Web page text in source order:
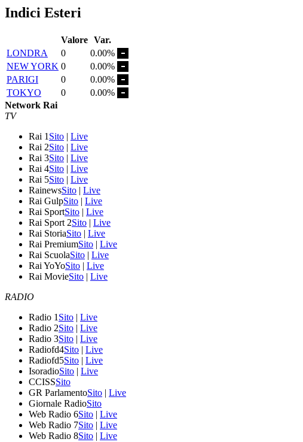
Indici Esteri
Valore Var.
LONDRA
0
0.00%
NEW YORK 0
0.00%
PARIGI
0
0.00%
TOKYO
0
0.00%
Network Rai
TV
Rai 1 Sito | Live
Rai 2Sito | Live
Rai 3Sito | Live
Rai 4Sito | Live
Rai 5Sito | Live
RainewsSito | Live
Rai GulpSito | Live
Rai SportSito | Live
Rai Sport 2Sito | Live
Rai StoriaSito | Live
Rai PremiumSito | Live
Rai ScuolaSito | Live
Rai YoYoSito | Live
Rai MovieSito | Live
RADIO
Radio 1 Sito | Live
Radio 2Sito | Live
Radio 3Sito | Live
Radiofd4Sito | Live
Radiofd5Sito | Live
IsoradioSito | Live
CCISSSito
GR ParlamentoSito | Live
Giornale RadioSito
Web Radio 6Sito | Live
Web Radio 7Sito | Live
Web Radio 8Sito | Live